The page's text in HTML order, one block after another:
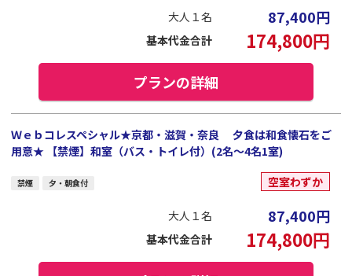
大人１名 87,400円
基本代金合計 174,800円
プランの詳細
Ｗｅｂコレスペシャル★京都・滋賀・奈良 夕食は和食懐石をご
用意★ 【禁煙】和室（バス・トイレ付）(2名～4名1室)
禁煙 夕・朝食付 空室わずか
大人１名 87,400円
基本代金合計 174,800円